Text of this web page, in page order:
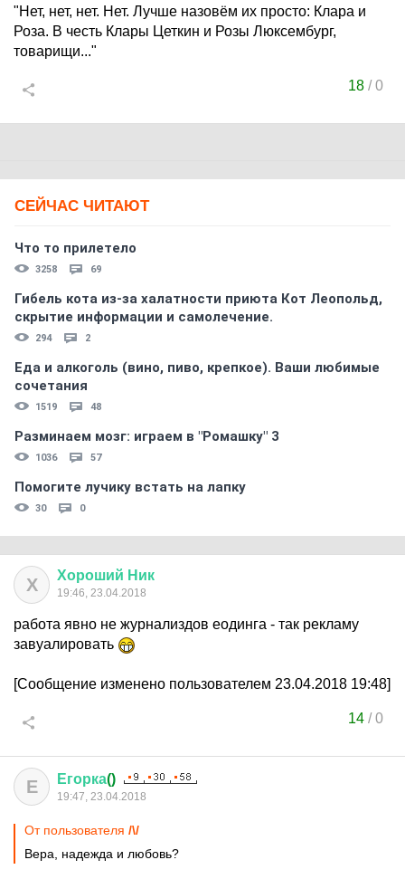
"Нет, нет, нет. Нет. Лучше назовём их просто: Клара и
Роза. В честь Клары Цеткин и Розы Люксембург,
товарищи..."
18 /0
СЕЙЧАС ЧИТАЮТ
Что то прилетело
3258 69
Гибель кота из-за халатности приюта Кот Леопольд,
скрытиe информации и самолечение.
294 2
Еда и алкоголь (вино, пиво, крепкое). Ваши любимые
сочетания
1519 48
Разминаем мозг: играем в "Ромашку" 3
1036 57
Помогите лучику встать на лапку
30 0
Х Хороший Ник
19:46, 23.04.2018
работа явно не журнализдов еодинга - так рекламу
завуалировать
[Сообщение изменено пользователем 23.04.2018 19:48]
14 /0
Е Егорка()
19:47, 23.04.2018
От пользователя /\/
Вера, надежда и любовь?